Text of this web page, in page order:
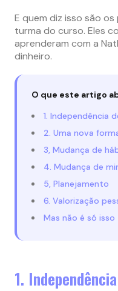
E quem diz isso são
turma do curso. Eles
aprenderam com a
dinheiro.
O que este artigo
1. Independência
2. Uma nova
3, Mudança de
4. Mudança de
5, Planejamento
6. Valorização
Mas não é só isso
1.